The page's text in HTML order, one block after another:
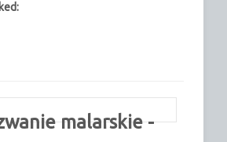
malarskie -